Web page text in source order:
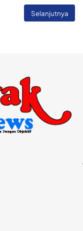
Selanjutnya